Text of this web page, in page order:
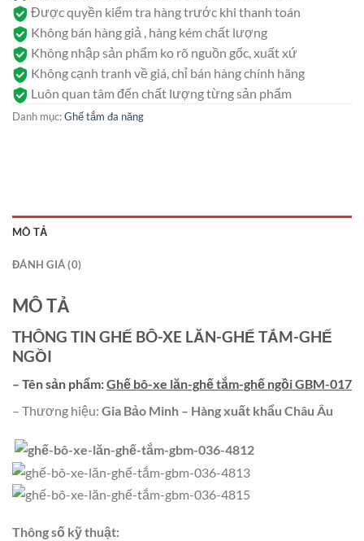
Được quyền kiểm tra hàng trước khi thanh toán
Không bán hàng giả , hàng kém chất lượng
Không nhập sản phẩm ko rõ nguồn gốc, xuất xứ
Không cạnh tranh về giá, chỉ bán hàng chính hãng
Luôn quan tâm đến chất lượng từng sản phẩm
Danh mục:Ghế tắm đa năng
MÔ TẢ
ĐÁNH GIÁ (0)
MÔ TẢ
THÔNG TIN GHẾ BÔ-XE LĂN-GHẾ TẮM-GHẾ
NGỒI
– Tên sản phẩm:Ghế bô-xe lăn-ghế tắm-ghế ngồi GBM-017
– Thương hiệu: Gia Bảo Minh – Hàng xuất khẩu Châu Âu
Thông số kỹ thuật: